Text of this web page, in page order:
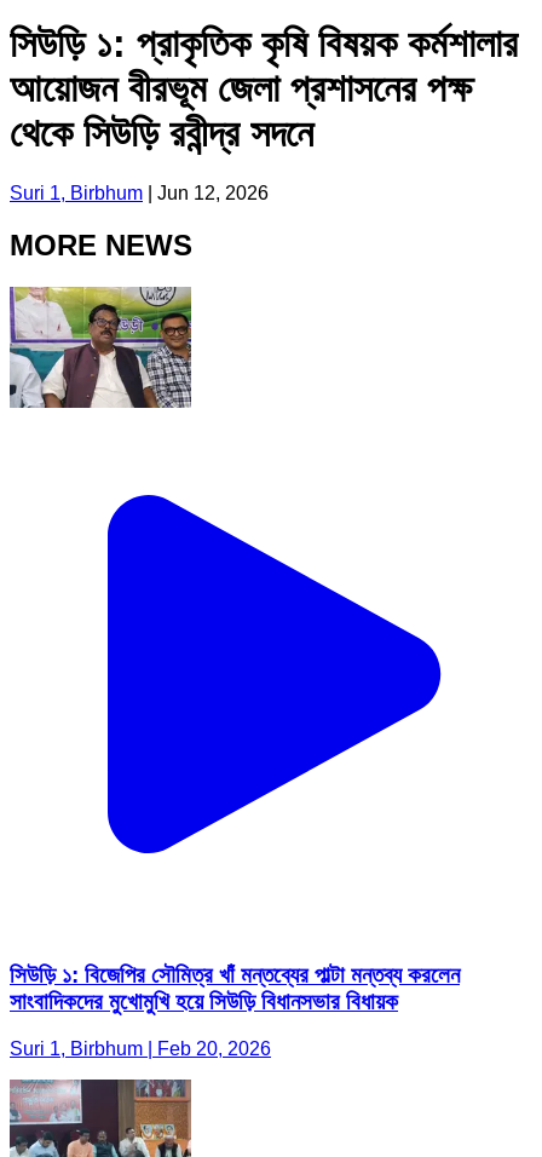
সিউড়ি ১: প্রাকৃতিক কৃষি বিষয়ক কর্মশালার
আয়োজন বীরভূম জেলা প্রশাসনের পক্ষ
থেকে সিউড়ি রবীন্দ্র সদনে
Suri 1, Birbhum Jun 12, 2026
MORE NEWS
সিউড়ি ১: বিজেপির সৌমিত্র খাঁ মন্তব্যের পাল্টা মন্তব্য করলেন
সাংবাদিকদের মুখোমুখি হয়ে সিউড়ি বিধানসভার বিধায়ক
Suri 1, Birbhum | Feb 20, 2026